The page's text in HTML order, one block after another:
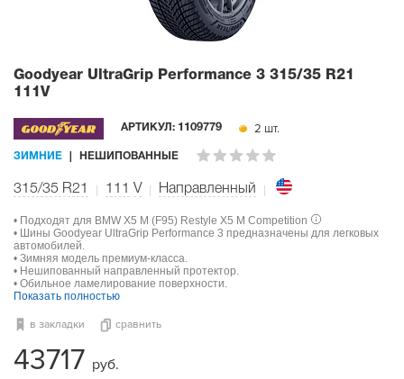
Goodyear UltraGrip Performance 3 315/35 R21
111V
АРТИКУЛ: 1109779 2 шт.
ЗИМНИЕ НЕШИПОВАННЫЕ
315/35 R21 111 V Направленный
• Подходят для BMW X5 M (F95) Restyle X5 M Competition
• Шины Goodyear UltraGrip Performance 3 предназначены для легковых
автомобилей.
• Зимняя модель премиум-класса.
• Нешипованный направленный протектор.
• Обильное ламелирование поверхности.
Показать полностью
в закладки сравнить
43717 руб.